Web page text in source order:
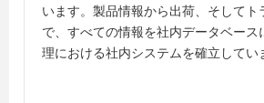
います。製品情報から出荷、そしてト
で、すべての情報を社内データベース
理における社内システムを確立してい